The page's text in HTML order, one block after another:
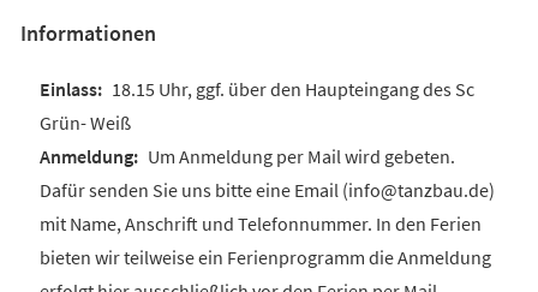
Informationen
18.15 Uhr, ggf. über den Haupteingang des Sc
Grün- Weiß
Um Anmeldung per Mail wird gebeten.
Dafür senden Sie uns bitte eine Email (info@tanzbau.de)
mit Name, Anschrift und Telefonnummer. In den Ferien
bieten wir teilweise ein Ferienprogramm die Anmeldung